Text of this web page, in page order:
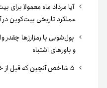
آیا مرداد ماه معمولا
عملکرد تاریخی بیت‌کوین
پول‌شویی با رمزارزها چقدر
و باورهای اشتباه